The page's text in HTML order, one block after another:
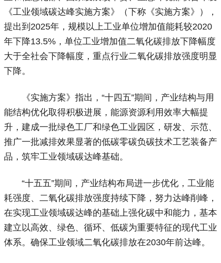
《工业领域碳达峰实施方案》（下称《实施方案》），
提出到2025年，规模以上工业单位增加值能耗较2020
年下降13.5%，单位工业增加值二氧化碳排放下降幅度
大于全社会下降幅度，重点行业二氧化碳排放强度明显
下降。
《实施方案》指出，“十四五”期间，产业结构与用
能结构优化取得积极进展，能源资源利用效率大幅提
升，建成一批绿色工厂和绿色工业园区，研发、示范、
推广一批减排效果显著的低碳零碳负碳技术工艺装备产
品，筑牢工业领域碳达峰基础。
“十五五”期间，产业结构布局进一步优化，工业能
耗强度、二氧化碳排放强度持续下降，努力达峰削峰，
在实现工业领域碳达峰的基础上强化碳中和能力，基本
建立以高效、绿色、循环、低碳为重要特征的现代工业
体系。确保工业领域二氧化碳排放在2030年前达峰。